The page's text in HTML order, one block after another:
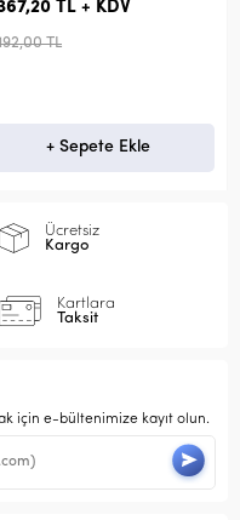
TL + KDV
TL
+ Sepete Ekle
Ücretsiz
Kargo
Kartlara
Taksit
için e-bültenimize kayıt olun.